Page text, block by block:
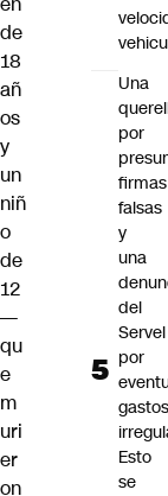
de
18
añ
os
y
un
niñ
o
de
12
—
qu
e
m
uri
er
on
Una
por
firmas
falsas
y
una
del
Servel
por
gastos
Esto
se